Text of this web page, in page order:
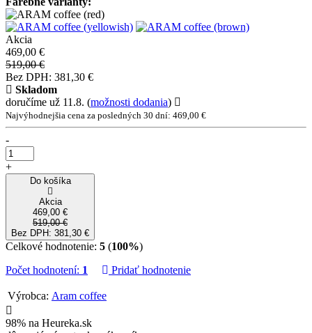
Akcia
469,00 €
519,00 €
Bez DPH: 381,30 €
Skladom
doručíme už 11.8. (možnosti dodania)
Najvýhodnejšia cena za posledných 30 dní: 469,00 €
-
+
Do košíka
Akcia
469,00 €
519,00 €
Bez DPH: 381,30 €
Celkové hodnotenie: 5 (100%)
Počet hodnotení: 1 Pridať hodnotenie
Výrobca: Aram coffee
98% na Heureka.sk